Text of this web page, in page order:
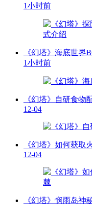
1小时前
《幻塔》海底世界
1小时前
《幻塔》自研食物
12-04
《幻塔》如何获取
12-04
《幻塔》悯雨岛神